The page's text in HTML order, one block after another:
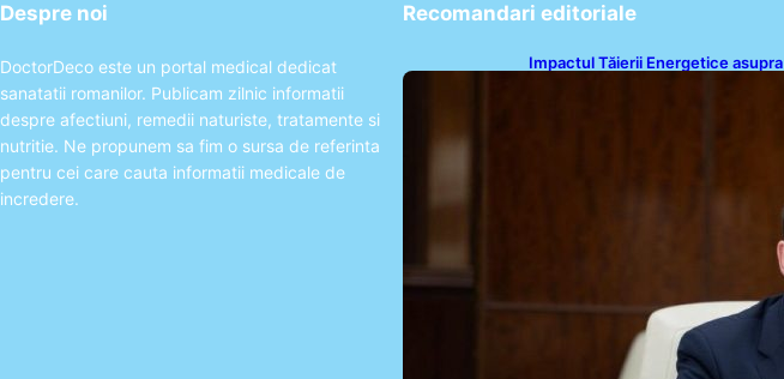
Despre noi
DoctorDeco este un portal medical dedicat
sanatatii romanilor. Publicam zilnic informatii
despre afectiuni, remedii naturiste, tratamente si
nutritie. Ne propunem sa fim o sursa de referinta
pentru cei care cauta informatii medicale de
incredere.
Recomandari editoriale
Impactul Tăierii Energetice asupra